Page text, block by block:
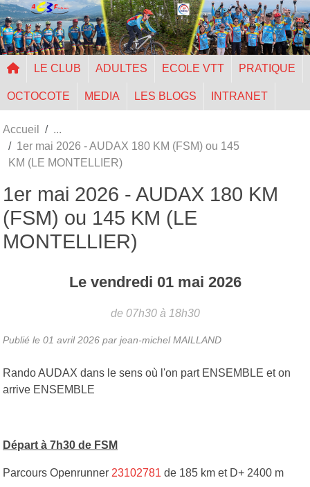
LE CLUB ADULTES ECOLE VTT PRATIQUE
OCTOCOTE MEDIA LES BLOGS INTRANET
Accueil
1er mai 2026 - AUDAX 180 KM (FSM) ou 145
KM (LE MONTELLIER)
1er mai 2026 - AUDAX 180 KM
(FSM) ou 145 KM (LE
MONTELLIER)
Le vendredi 01 mai 2026
de 07h30 à 18h30
Publié le 01 avril 2026 par jean-michel MAILLAND
Rando AUDAX dans le sens où l'on part ENSEMBLE et on
arrive ENSEMBLE
Départ à 7h30 de FSM
Parcours Openrunner 23102781 de 185 km et D+ 2400 m
Panneau de gestion des cookies